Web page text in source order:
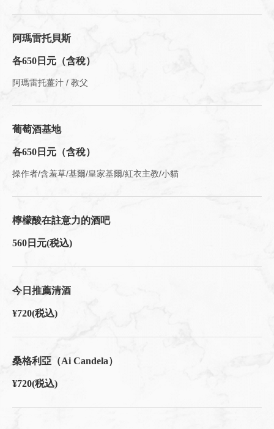
阿瑪雷托貝斯
各650日元（含稅）
阿瑪雷托薑汁 / 教父
葡萄酒基地
各650日元（含稅）
操作者/含羞草/基爾/皇家基爾/紅衣主教/小貓
檸檬酸在註意力的酒吧
560日元(税込)
今日推薦清酒
¥720(税込)
桑格利亞（Ai Candela）
¥720(税込)